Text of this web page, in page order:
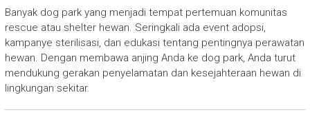
Banyak dog park yang menjadi tempat pertemuan komunitas
rescue atau shelter hewan. Seringkali ada event adopsi,
kampanye sterilisasi, dan edukasi tentang pentingnya perawatan
hewan. Dengan membawa anjing Anda ke dog park, Anda turut
mendukung gerakan penyelamatan dan kesejahteraan hewan di
lingkungan sekitar.